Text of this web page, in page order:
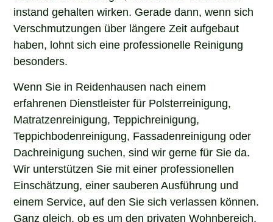
instand gehalten wirken. Gerade dann, wenn sich
Verschmutzungen über längere Zeit aufgebaut
haben, lohnt sich eine professionelle Reinigung
besonders.
Wenn Sie in Reidenhausen nach einem
erfahrenen Dienstleister für Polsterreinigung,
Matratzenreinigung, Teppichreinigung,
Teppichbodenreinigung, Fassadenreinigung oder
Dachreinigung suchen, sind wir gerne für Sie da.
Wir unterstützen Sie mit einer professionellen
Einschätzung, einer sauberen Ausführung und
einem Service, auf den Sie sich verlassen können.
Ganz gleich, ob es um den privaten Wohnbereich,